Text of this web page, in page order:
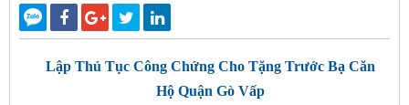
Lập Thủ Tục Công Chứng Cho Tặng Trước Bạ Căn
Hộ Quận Gò Vấp